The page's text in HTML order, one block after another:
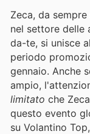
Zeca, da
nel settore delle
da-te, si unisce
periodo
gennaio. Anche
ampio,
limitato che
questo evento
su Volantino